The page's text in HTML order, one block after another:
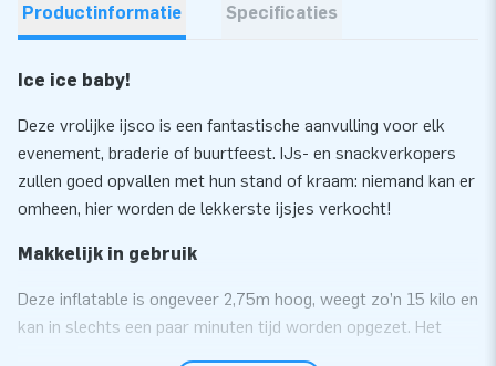
Productinformatie Specificaties
Ice ice baby!
Deze vrolijke ijsco is een fantastische aanvulling voor elk
evenement, braderie of buurtfeest. IJs- en snackverkopers
zullen goed opvallen met hun stand of kraam: niemand kan er
omheen, hier worden de lekkerste ijsjes verkocht!
Makkelijk in gebruik
Deze inflatable is ongeveer 2,75m hoog, weegt zo’n 15 kilo en
kan in slechts een paar minuten tijd worden opgezet. Het